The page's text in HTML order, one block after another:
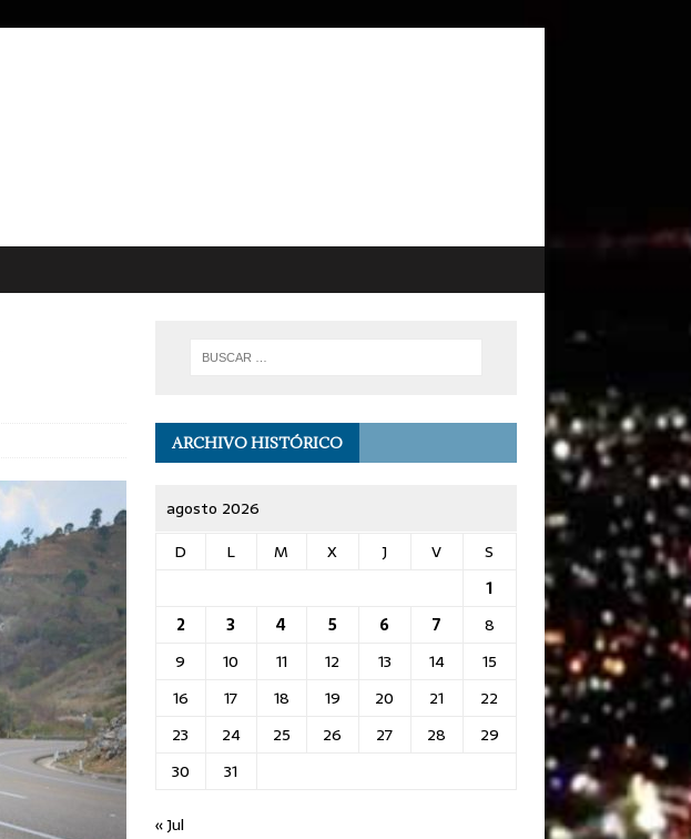
ARCHIVO HISTÓRICO
agosto 2026
D
L M X J V
S
1
2
3 4 5 6 7
8
9
10 11 12 13 14
15
16
17 18 19 20 21
22
23
24 25 26 27 28
29
30
31
« Jul